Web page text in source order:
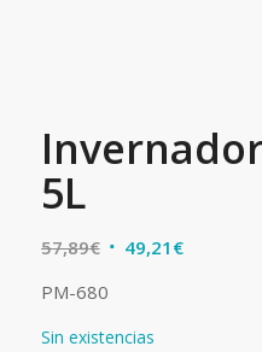
5L
57,89€ El
original
era:
49,21 €El
PM-680
Sin existencias